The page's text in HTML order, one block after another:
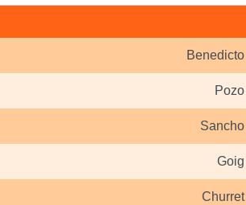
Benedicto
Pozo
Sancho
Goig
Churret